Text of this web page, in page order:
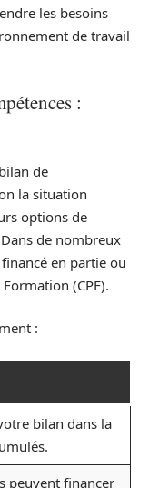
les besoins
de travail
:
de
la situation
options de
de nombreux
en partie ou
(CPF).
:
bilan dans la
peuvent financer